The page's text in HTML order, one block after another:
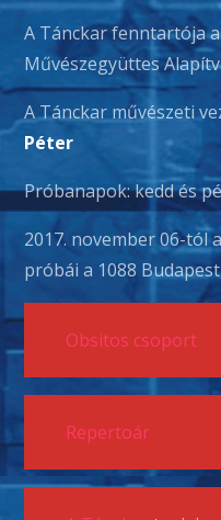
A Tánckar fenntartója
Művészegyüttes
A Tánckar művészeti
Péter
Próbanapok: kedd és
2017. november 06-tól
próbái a 1088
Obsitos csoport
Repertoár